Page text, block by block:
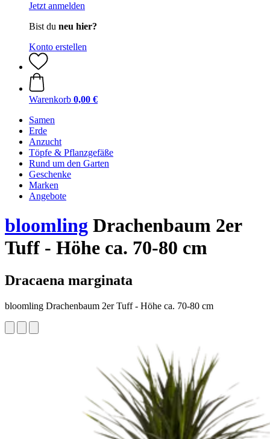
Jetzt anmelden
Bist du neu hier?
Konto erstellen
Warenkorb 0,00 €
Samen
Erde
Anzucht
Töpfe & Pflanzgefäße
Rund um den Garten
Geschenke
Marken
Angebote
bloomling Drachenbaum 2er
Tuff - Höhe ca. 70-80 cm
Dracaena marginata
bloomling Drachenbaum 2er Tuff - Höhe ca. 70-80 cm